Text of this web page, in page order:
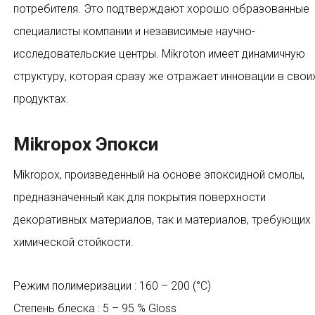
потребителя. Это подтверждают хорошо образованные
специалисты компании и независимые научно-
исследовательские центры. Mikroton имеет динамичную
структуру, которая сразу же отражает инновации в
продуктах.
Mikropox Эпокси
Mikropox, произведенный на основе эпоксидной смолы,
предназначенный как для покрытия поверхности
декоративных материалов, так и материалов, требующих
химической стойкости.
Режим полимеризации : 160 – 200 (°C)
Степень блеска : 5 – 95 % Gloss